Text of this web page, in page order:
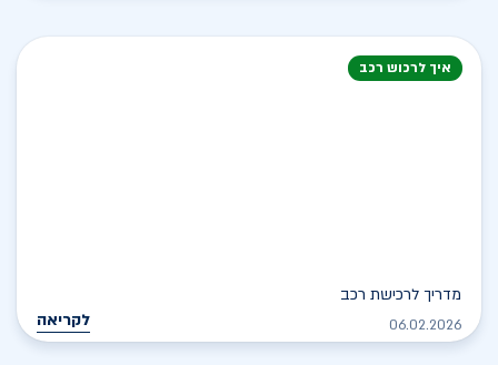
איך לרכוש רכב
מדריך לרכישת רכב
06.02.2026 לקריאה